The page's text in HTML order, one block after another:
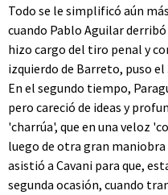
Todo se le simplificó aún
cuando Pablo Aguilar derribó
hizo cargo del tiro penal y
izquierdo de Barreto, puso el
En el segundo tiempo,
pero careció de ideas y
'charrúa', que en una veloz
luego de otra gran maniobra
asistió a Cavani para que,
segunda ocasión, cuando